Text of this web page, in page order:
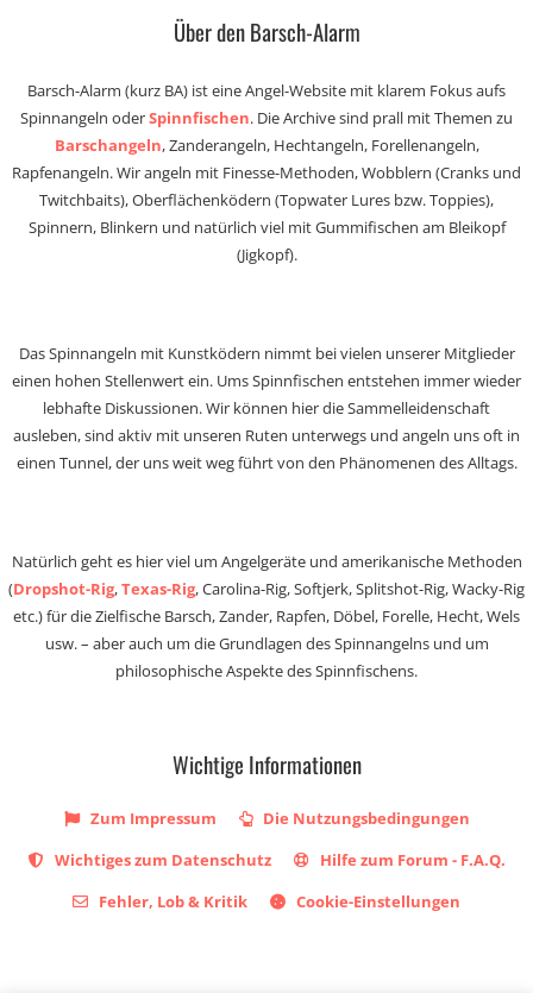
Über den Barsch-Alarm
Barsch-Alarm (kurz BA) ist eine Angel-Website mit klarem Fokus aufs
Spinnangeln oderSpinnfischen. Die Archive sind prall mit Themen zu
Barschangeln, Zanderangeln, Hechtangeln, Forellenangeln,
Rapfenangeln. Wir angeln mit Finesse-Methoden, Wobblern (Cranks und
Twitchbaits), Oberflächenködern (Topwater Lures bzw. Toppies),
Spinnern, Blinkern und natürlich viel mit Gummifischen am Bleikopf
(Jigkopf).
Das Spinnangeln mit Kunstködern nimmt bei vielen unserer Mitglieder
einen hohen Stellenwert ein. Ums Spinnfischen entstehen immer wieder
lebhafte Diskussionen. Wir können hier die Sammelleidenschaft
ausleben, sind aktiv mit unseren Ruten unterwegs und angeln uns oft in
einen Tunnel, der uns weit weg führt von den Phänomenen des Alltags.
Natürlich geht es hier viel um Angelgeräte und amerikanische Methoden
(Dropshot-Rig,Texas-Rig, Carolina-Rig, Softjerk, Splitshot-Rig, Wacky-Rig
etc.) für die Zielfische Barsch, Zander, Rapfen, Döbel, Forelle, Hecht, Wels
usw. – aber auch um die Grundlagen des Spinnangelns und um
philosophische Aspekte des Spinnfischens.
Wichtige Informationen
Zum Impressum
Die Nutzungsbedingungen
Wichtiges zum Datenschutz
Hilfe zum Forum - F.A.Q.
Fehler, Lob & Kritik
Cookie-Einstellungen